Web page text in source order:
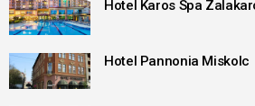
Hotel Karos Spa
Hotel Pannonia Miskolc